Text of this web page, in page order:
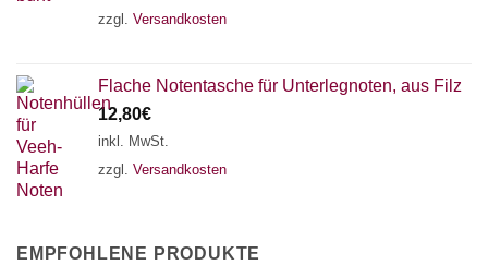
zzgl. Versandkosten
Flache Notentasche für Unterlegnoten, aus Filz
12,80€
inkl. MwSt.
zzgl. Versandkosten
EMPFOHLENE PRODUKTE